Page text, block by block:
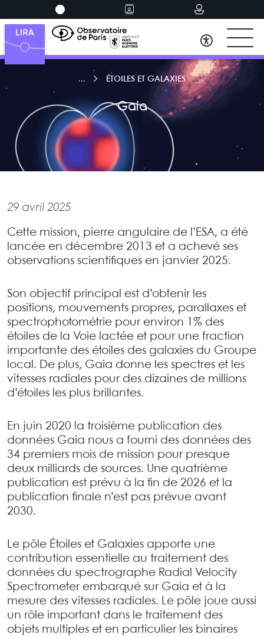
ÉTOILES ET GALAXIES
Gaia
29 avril 2025
Cette mission, pierre angulaire de l’ESA, a été
lancée en décembre 2013 et a achevé ses
observations scientifiques en janvier 2025.
Son objectif principal est d’obtenir les
positions, mouvements propres, parallaxes et
spectrophotométrie pour environ 1% des
étoiles de la Voie lactée et pour une fraction
importante des étoiles des galaxies du Groupe
local. De plus, Gaia donne les spectres et les
vitesses radiales pour des dizaines de millions
d’étoiles les plus brillantes.
En juin 2020 la troisième publication des
données Gaia nous a fourni des données des
34 premiers mois de mission pour presque
deux milliards de sources. Une quatrième
publication est prévu à la fin de 2026 et la
publication finale n’est pas prévue avant
2030.
Le pôle Étoiles et Galaxies apporte une
contribution essentielle au traitement des
données du spectrographe Radial Velocity
Spectrometer embarqué sur Gaia et à la
mesure des vitesses radiales. Le pôle joue aussi
un rôle important dans le traitement des
objets multiples et en particulier les binaires